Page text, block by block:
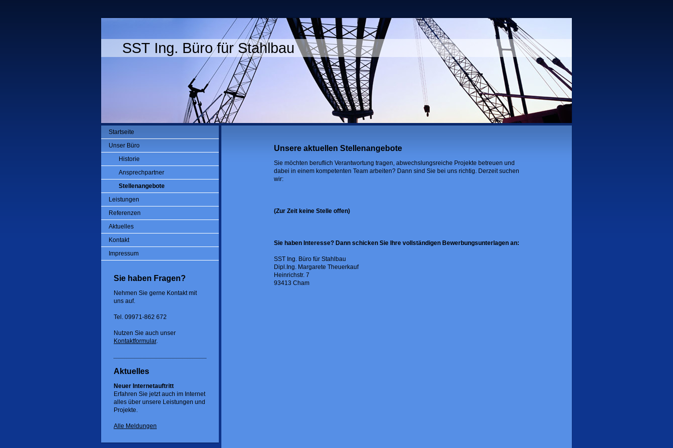
SST Ing. Büro für Stahlbau
Startseite
Unser Büro
Historie
Ansprechpartner
Stellenangebote
Leistungen
Referenzen
Aktuelles
Kontakt
Impressum
Sie haben Fragen?
Nehmen Sie gerne Kontakt mit
uns auf.
Tel. 09971-862 672
Nutzen Sie auch unser
Kontaktformular.
Aktuelles
Neuer Internetauftritt
Erfahren Sie jetzt auch im Internet
alles über unsere Leistungen und
Projekte.
Alle Meldungen
Unsere aktuellen Stellenangebote
Sie möchten beruflich Verantwortung tragen, abwechslungsreiche Projekte betreuen und
dabei in einem kompetenten Team arbeiten? Dann sind Sie bei uns richtig. Derzeit suchen
wir:
(Zur Zeit keine Stelle offen)
Sie haben Interesse? Dann schicken Sie Ihre vollständigen Bewerbungsunterlagen an:
SST Ing. Büro für Stahlbau
Dipl.Ing. Margarete Theuerkauf
Heinrichstr. 7
93413 Cham